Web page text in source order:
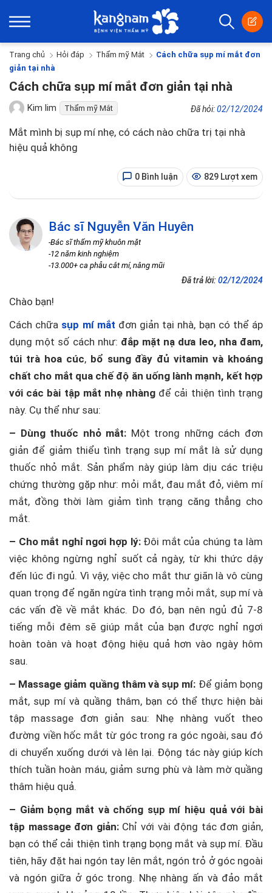
Trang chủ Hỏi đáp Thẩm mỹ Mắt
Cách chữa sụp mí mắt đơn
giản tại nhà
Cách chữa sụp mí mắt đơn giản tại nhà
Kim lim Thẩm mỹ Mắt Đã hỏi:02/12/2024
Mắt mình bị sụp mí nhẹ, có cách nào chữa trị tại nhà
hiệu quả không
0 Bình luận 829 Lượt xem
Bác sĩ Nguyễn Văn Huyên
-Bác sĩ thẩm mỹ khuôn mặt
-12 năm kinh nghiệm
-13.000+ ca phẫu cắt mí, nâng mũi
Đã trả lời: 02/12/2024
Chào bạn!
Cách chữa sụp mí mắt đơn giản tại nhà, bạn có thể áp
dụng một số cách như: đắp mặt nạ dưa leo, nha đam,
túi trà hoa cúc, bổ sung đầy đủ vitamin và khoáng
chất cho mắt qua chế độ ăn uống lành mạnh, kết hợp
với các bài tập mắt nhẹ nhàng để cải thiện tình trạng
này. Cụ thể như sau:
– Dùng thuốc nhỏ mắt: Một trong những cách đơn
giản để giảm thiểu tình trạng sụp mí mắt là sử dụng
thuốc nhỏ mắt. Sản phẩm này giúp làm dịu các triệu
chứng thường gặp như: mỏi mắt, đau mắt đỏ, viêm mí
mắt, đồng thời làm giảm tình trạng căng thẳng cho
mắt.
– Cho mắt nghỉ ngơi hợp lý:Đôi mắt của chúng ta làm
việc không ngừng nghỉ suốt cả ngày, từ khi thức dậy
đến lúc đi ngủ. Vì vậy, việc cho mắt thư giãn là vô cùng
quan trọng để ngăn ngừa tình trạng mỏi mắt, sụp mí và
các vấn đề về mắt khác. Do đó, bạn nên ngủ đủ 7-8
tiếng mỗi đêm sẽ giúp mắt của bạn được nghỉ ngơi
hoàn toàn và hoạt động hiệu quả hơn vào ngày hôm
sau.
– Massage giảm quầng thâm và sụp mí: Để giảm bọng
mắt, sụp mí và quầng thâm, bạn có thể thực hiện bài
tập massage đơn giản sau: Nhẹ nhàng vuốt theo
đường viền hốc mắt từ góc trong ra góc ngoài, sau đó
di chuyển xuống dưới và lên lại. Động tác này giúp kích
thích tuần hoàn máu, giảm sưng phù và làm mờ quầng
thâm hiệu quả.
– Giảm bọng mắt và chống sụp mí hiệu quả với bài
tập massage đơn giản:Chỉ với vài động tác đơn giản,
bạn có thể cải thiện tình trạng bọng mắt và sụp mí. Đầu
tiên, hãy đặt hai ngón tay lên mắt, ngón trỏ ở góc ngoài
và ngón giữa ở góc trong. Nhẹ nhàng ấn và đảo mắt